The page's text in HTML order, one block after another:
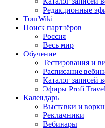
Редакционные
TourWiki
Поиск партнёров
Россия
Весь мир
Обучение
Тестирования и
Расписание
Каталог записей
Эфиры
Календарь
Выставки и
Рекламники
Вебинары